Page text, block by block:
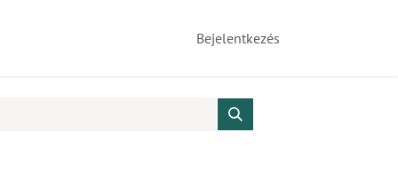
Bejelentkezés